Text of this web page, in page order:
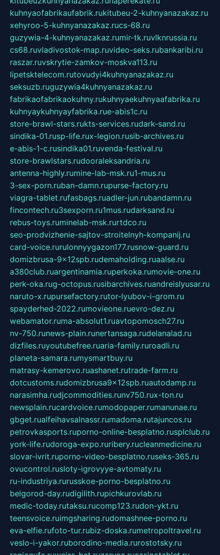
kuhnyaofabrikaufabrik.rukitubeu-2-kuhnyanazakaz.ru
xehyroo-5-kuhnyanazakaz.rucs-68.ru
guzywia-4-kuhnyanazakaz.rumir-tk.ruvlknrussia.ru
cs68.ruvladivostok-map.ruvideo-seks.rubankaribi.ru
raszar.ruvskrytie-zamkov-moskva113.ru
lipetsktelecom.rutovudyi4kuhnyanazakaz.ru
seksuzb.ruguzywia4kuhnyanazakaz.ru
fabrikaofabrikaokuhny.rukuhnyaekuhnyaafabrika.ru
kuhnyaykuhnyayfabrika.rue-abis1c.ru
store-brawl-stars.rukts-services.rudark-sand.ru
sindika-01.rusp-life.rux-legion.rusib-archives.ru
e-abis-1-c.rusindika01.ruvenda-festival.ru
store-brawlstars.rudooraleksandria.ru
antenna-highly.rumine-lab-msk.ru1-mus.ru
3-sex-porn.ruban-damn.rupurse-factory.ru
viagra-tablet.rufasbags.ruadler-jun.rubandamn.ru
fincontech.ru3sexporn.ru1mus.rudarksand.ru
rebus-toys.ruminelab-msk.rurtdco.ru
seo-prodvizhenie-sajtov-stroitelnyh-kompanij.ru
card-voice.rurulonnyygazon177.rusnow-guard.ru
domizbrusa-9x12spb.rudemaholding.ruaalse.ru
a380club.ruargentinamia.ruperkoka.rumovie-one.ru
perk-oka.rug-octopus.rusibarchives.ruandreislyusar.ru
naruto-x.rupursefactory.rutor-lyubov-i-grom.ru
spayderhed-2022.rumovieone.ruevro-dez.ru
webamator.ruma-absolut1.ruavtopomosch27.ru
nv-750.runews-plain.runertansaga.rudelanalad.ru
dizfiles.ruyoutubefree.ruaria-family.ruroadli.ru
planeta-samara.rumysmartbuy.ru
matrasy-kemerovo.ruashanet.rutrade-farm.ru
dotcustoms.rudomizbrusa9x12spb.ruautodamp.ru
narasimha.rudjcommodities.runv750.rux-ton.ru
newsplain.rucardvoice.rumodopaper.rumanunae.ru
gbget.rualfeihavsalnassr.rumadoma.rutajuncos.ru
petrovkasports.ruporno-online-besplatno.rusplclub.ru
york-life.rudoroga-expo.ruribery.rucleanmedicine.ru
slovar-ivrit.ruporno-video-besplatno.ruseks-365.ru
ovucontrol.rusloty-igrovyye-avtomaty.ru
ru-industriya.rurusskoe-porno-besplatno.ru
belgorod-day.rudigilith.rupichkurovlab.ru
medic-today.rutaksu.rucomp123.rudon-ykt.ru
teensvoice.ruimgsharing.rudomashnee-porno.ru
eva-elfie.rufoto-tur.rubiz-doska.rumetropoltravel.ru
veslo-i-yakor.ruborodino-media.rurostotsky.ru